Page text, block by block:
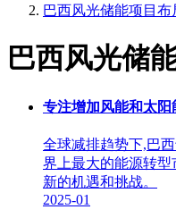
巴西风光储能项目布
巴西风光储
专注增加风能和太
全球减排趋势下,巴
界上最大的能源转
新的机遇和挑战。
2025-01